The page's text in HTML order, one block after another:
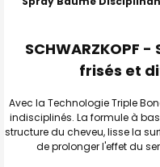
TOUT
SELECTIONNER
J'AJOUTE
LA
SÉLECTION
AU PANIER
SCHWARZKOPF
frisés et
Avec la Technologie Triple
indisciplinés. La formule à
structure du cheveu, lisse la
de prolonger l'effet du